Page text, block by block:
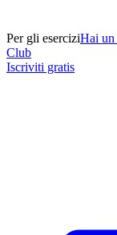
Per gli eserciziHai un
Club
Iscriviti gratis